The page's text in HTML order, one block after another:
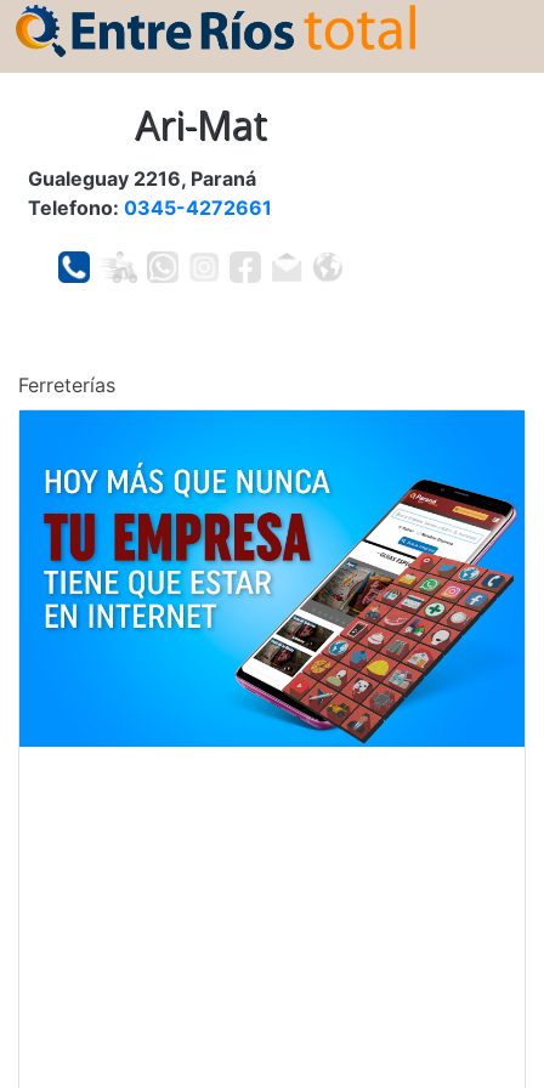
Ari-Mat
Gualeguay 2216, Paraná
Telefono: 0345-4272661
Ferreterías